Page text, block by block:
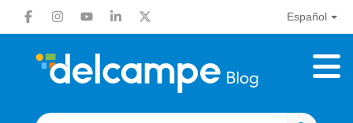
Español